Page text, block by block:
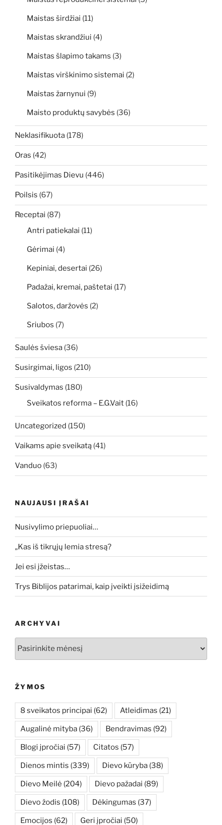
Maistas širdžiai (11)
Maistas skrandžiui (4)
Maistas šlapimo takams (3)
Maistas virškinimo sistemai (2)
Maistas žarnynui (9)
Maisto produktų savybės (36)
Neklasifikuota (178)
Oras (42)
Pasitikėjimas Dievu (446)
Poilsis (67)
Receptai (87)
Antri patiekalai (11)
Gėrimai (4)
Kepiniai, desertai (26)
Padažai, kremai, paštetai (17)
Salotos, daržovės (2)
Sriubos (7)
Saulės šviesa (36)
Susirgimai, ligos (210)
Susivaldymas (180)
Sveikatos reforma – E.G.Vait (16)
Uncategorized (150)
Vaikams apie sveikatą (41)
Vanduo (63)
NAUJAUSI ĮRAŠAI
Nusivylimo priepuoliai…
„Kas iš tikrųjų lemia stresą?
Jei esi įžeistas…
Trys Biblijos patarimai, kaip įveikti įsižeidimą
ARCHYVAI
ŽYMOS
8 sveikatos principai (62) Atleidimas (21)
Augalinė mityba (36) Bendravimas (92)
Blogi įpročiai (57) Citatos (57)
Dienos mintis (339) Dievo kūryba (38)
Dievo Meilė (204) Dievo pažadai (89)
Dievo žodis (108) Dėkingumas (37)
Emocijos (62) Geri įpročiai (50)